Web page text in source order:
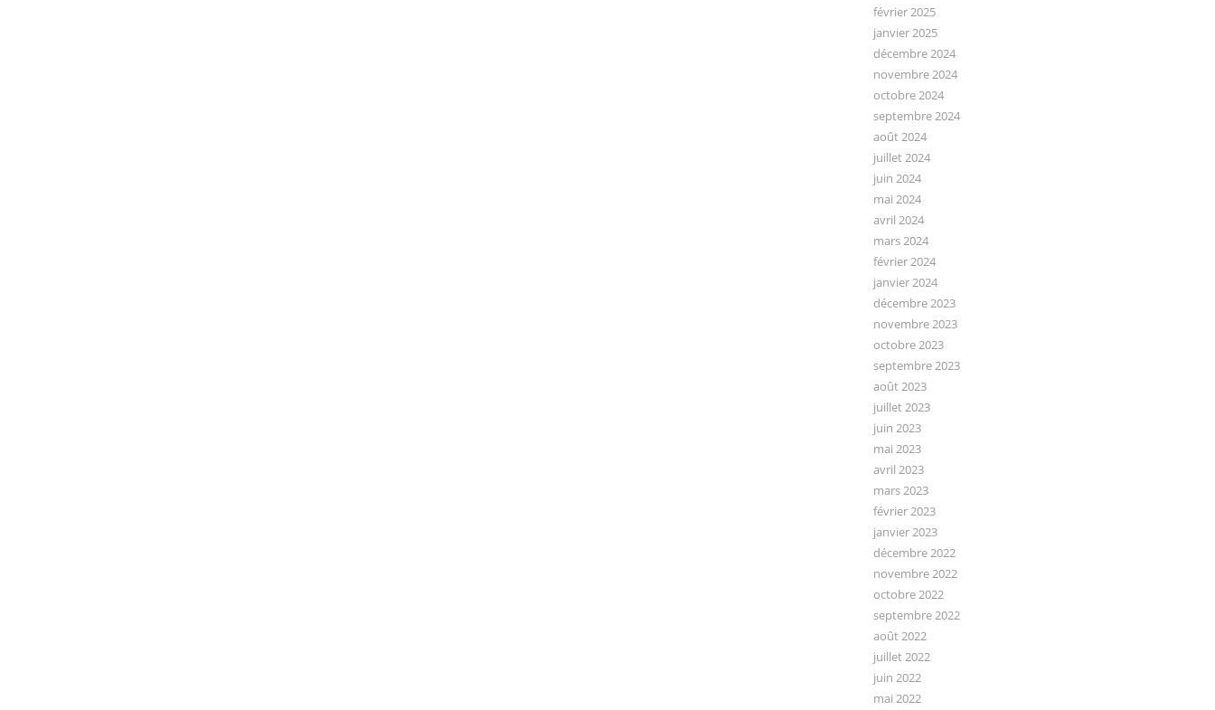
février 2025
janvier 2025
décembre 2024
novembre 2024
octobre 2024
septembre 2024
août 2024
juillet 2024
juin 2024
mai 2024
avril 2024
mars 2024
février 2024
janvier 2024
décembre 2023
novembre 2023
octobre 2023
septembre 2023
août 2023
juillet 2023
juin 2023
mai 2023
avril 2023
mars 2023
février 2023
janvier 2023
décembre 2022
novembre 2022
octobre 2022
septembre 2022
août 2022
juillet 2022
juin 2022
mai 2022